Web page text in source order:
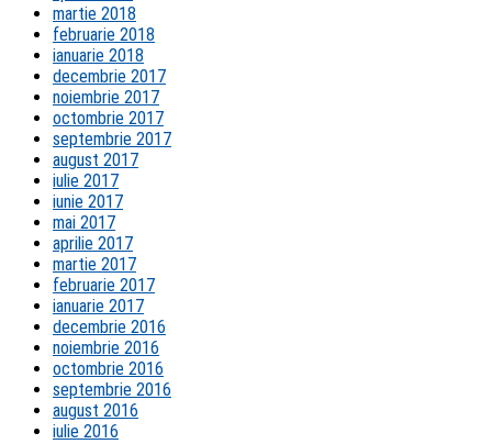
martie 2018
februarie 2018
ianuarie 2018
decembrie 2017
noiembrie 2017
octombrie 2017
septembrie 2017
august 2017
iulie 2017
iunie 2017
mai 2017
aprilie 2017
martie 2017
februarie 2017
ianuarie 2017
decembrie 2016
noiembrie 2016
octombrie 2016
septembrie 2016
august 2016
iulie 2016